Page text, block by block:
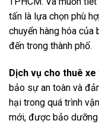
tấn là lựa chọn phù
chuyển hàng hóa
đến trong thành phố.
Dịch vụ cho thuê
bảo sự an toàn và
hại trong quá trình
mới, được bảo